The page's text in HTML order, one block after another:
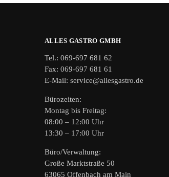
ALLES GASTRO GMBH
Tel.: 069-697 681 62
Fax: 069-697 681 61
E-Mail: service@allesgastro.de
Bürozeiten:
Montag bis Freitag:
08:00 – 12:00 Uhr
13:30 – 17:00 Uhr
Büro/Verwaltung:
Große Marktstraße 50
63065 Offenbach am Main